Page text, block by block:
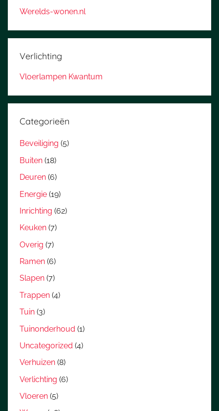
Werelds-wonen.nl
Verlichting
Vloerlampen Kwantum
Categorieën
Beveiliging (5)
Buiten (18)
Deuren (6)
Energie (19)
Inrichting (62)
Keuken (7)
Overig (7)
Ramen (6)
Slapen (7)
Trappen (4)
Tuin (3)
Tuinonderhoud (1)
Uncategorized (4)
Verhuizen (8)
Verlichting (6)
Vloeren (5)